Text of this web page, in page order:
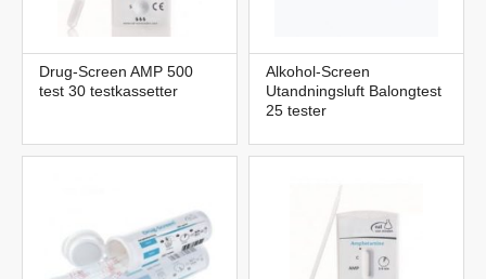
Drug-Screen AMP 500
test 30 testkassetter
Alkohol-Screen
Utandningsluft Balongtest
25 tester